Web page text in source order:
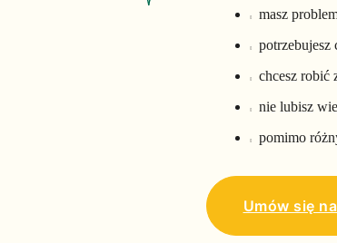
masz
potrzebujesz
chcesz robić
nie lubisz
pomimo
Umów się